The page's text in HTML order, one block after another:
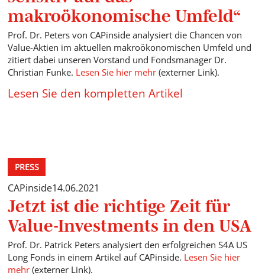
makroökonomische Umfeld“
Prof. Dr. Peters von CAPinside analysiert die Chancen von
Value-Aktien im aktuellen makroökonomischen Umfeld und
zitiert dabei unseren Vorstand und Fondsmanager Dr.
Christian Funke. Lesen Sie hier mehr (externer Link).
Lesen Sie den kompletten Artikel
PRESS
CAPinside14.06.2021
Jetzt ist die richtige Zeit für
Value-Investments in den USA
Prof. Dr. Patrick Peters analysiert den erfolgreichen S4A US
Long Fonds in einem Artikel auf CAPinside. Lesen Sie hier
mehr (externer Link).